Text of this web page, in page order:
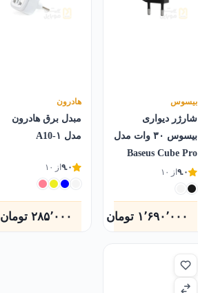
بیسوس
شارژر دیواری
بیسوس ۳۰ وات مدل
Baseus Cube Pro
۹.۰از ۱۰
۱٬۶۹۰٬۰۰۰ تومان
هادرون
مبدل برق هادرون
مدل A10-۱
۹.۰ از ۱۰
۲۸۵٬۰۰۰ تومان